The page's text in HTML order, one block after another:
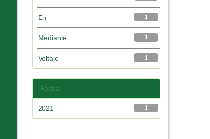
1
En
1
Mediante
1
Voltaje
Fecha
1
2021